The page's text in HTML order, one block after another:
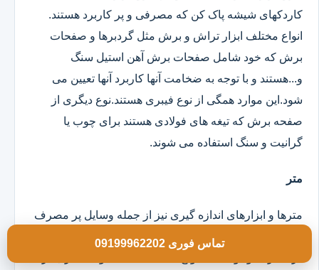
کاردکهای شیشه پاک کن که مصرفی و پر کاربرد هستند.
انواع مختلف ابزار تراش و برش مثل گردبرها و صفحات
برش که خود شامل صفحات برش آهن استیل سنگ
و...هستند و با توجه به ضخامت آنها کاربرد آنها تعیین می
شود.این موارد همگی از نوع فیبری هستند.نوع دیگری از
صفحه برش که تیغه های فولادی هستند برای چوب یا
گرانیت و سنگ استفاده می شوند.
متر
مترها و ابزارهای اندازه گیری نیز از جمله وسایل پر مصرف
برای ابزار فروشی هستند که باید انواع مختلف و متنوع آن
تماس فوری 09199962202